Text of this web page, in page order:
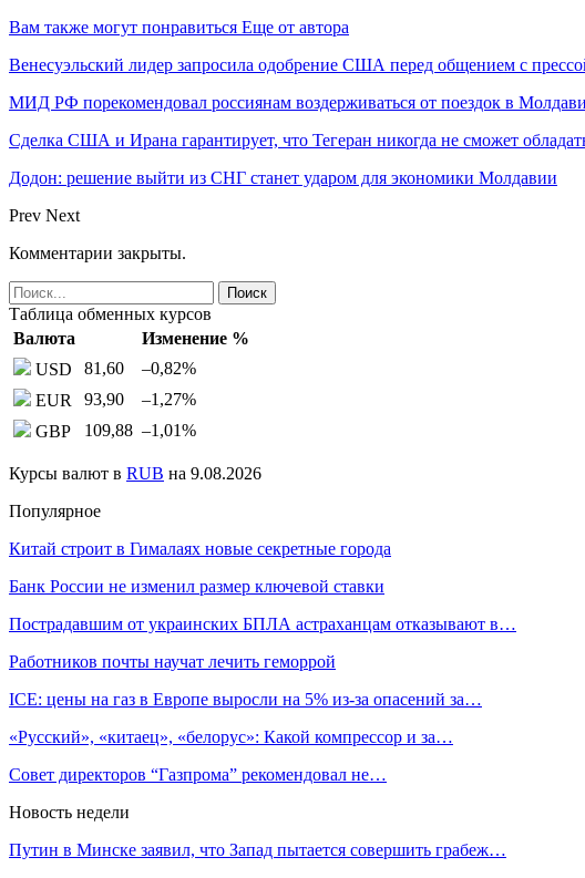
Вам также могут понравиться Еще от автора
Венесуэльский лидер запросила одобрение США перед общением с
МИД РФ порекомендовал россиянам воздерживаться от поездок в
Сделка США и Ирана гарантирует, что Тегеран никогда не сможет
Додон: решение выйти из СНГ станет ударом для экономики Молдавии
Prev Next
Комментарии закрыты.
Таблица обменных курсов
Валюта
Изменение %
USD
81,60 –0,82%
EUR
93,90 –1,27%
GBP
109,88 –1,01%
Курсы валют в RUB на 9.08.2026
Популярное
Китай строит в Гималаях новые секретные города
Банк России не изменил размер ключевой ставки
Пострадавшим от украинских БПЛА астраханцам отказывают в…
Работников почты научат лечить геморрой
ICE: цены на газ в Европе выросли на 5% из-за опасений за…
«Русский», «китаец», «белорус»: Какой компрессор и за…
Совет директоров “Газпрома” рекомендовал не…
Новость недели
Путин в Минске заявил, что Запад пытается совершить грабеж…